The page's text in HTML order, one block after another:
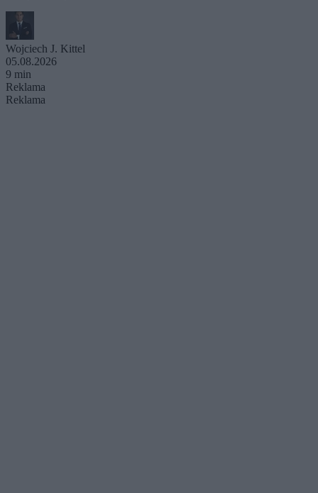
Wojciech J. Kittel
05.08.2026
9 min
Reklama
Reklama